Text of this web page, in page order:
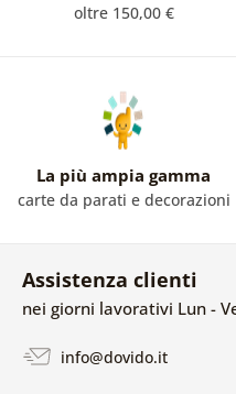
oltre 150,00 €
La più ampia gamma
carte da parati e decorazioni
Assistenza clienti
nei giorni lavorativi Lun -
info@dovido.it